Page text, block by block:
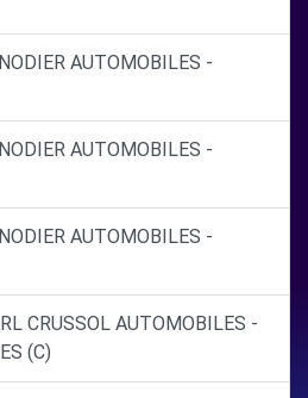
AUTOMOBILES -
AUTOMOBILES -
AUTOMOBILES -
CRUSSOL AUTOMOBILES -
(C)